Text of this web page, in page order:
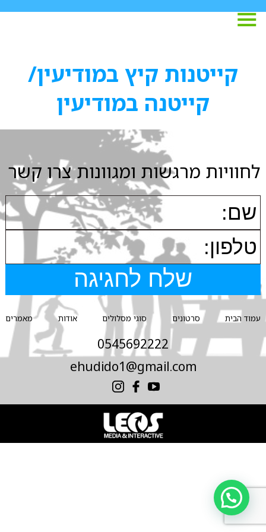
קייטנות קיץ במודיעין/
קייטנה במודיעין
לחוויות מרגשות ומגוונות צרו קשר
עמוד הבית סרטונים סוגי מסלולים אודות מאמרים
0545692222
ehudido1@gmail.com